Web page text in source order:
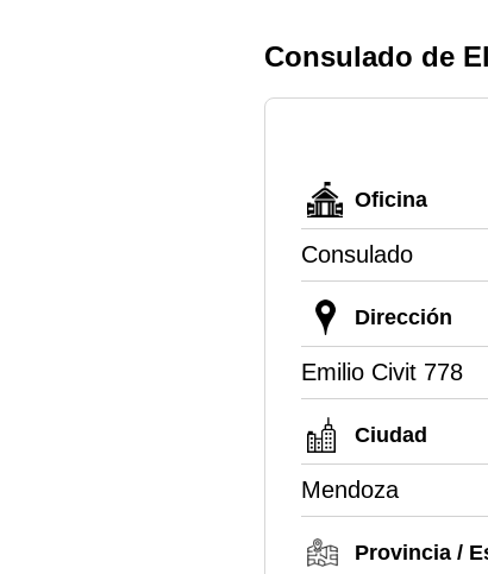
Consulado de
Oficina
Consulado
Dirección
Emilio Civit 778
Ciudad
Mendoza
Provincia /